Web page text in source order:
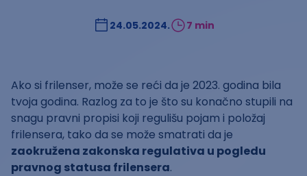
24.05.2024. 7 min
Ako si frilenser, može se reći da je 2023. godina bila
tvoja godina. Razlog za to je što su konačno stupili na
snagu pravni propisi koji regulišu pojam i položaj
frilensera, tako da se može smatrati da je
zaokružena zakonska regulativa u pogledu
pravnog statusa frilensera.